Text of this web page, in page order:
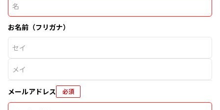
お名前（フリガナ）
メールアドレス 必須